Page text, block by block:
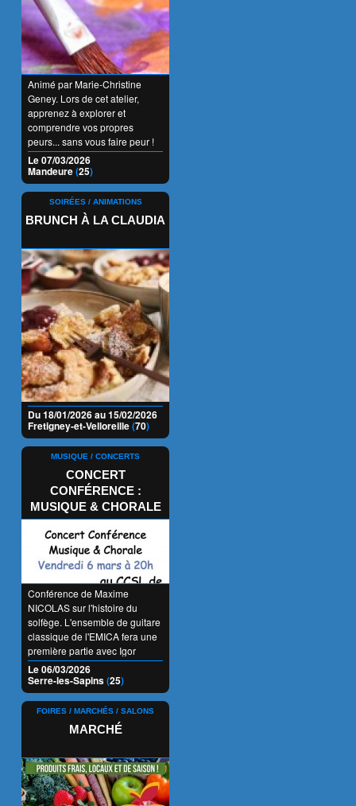
Animé par Marie-Christine
Geney. Lors de cet atelier,
apprenez à explorer et
comprendre vos propres
peurs... sans vous faire peur !
Sur inscription.
Le 07/03/2026
Mandeure(25)
SOIRÉES / ANIMATIONS
BRUNCH À LA CLAUDIA
Du 18/01/2026 au 15/02/2026
Fretigney-et-Velloreille(70)
MUSIQUE / CONCERTS
CONCERT
CONFÉRENCE :
MUSIQUE & CHORALE
Conférence de Maxime
NICOLAS sur l'histoire du
solfège. L'ensemble de guitare
classique de l'EMICA fera une
première partie avec Igor
HASSELMANN qui nous
parlera du solfège du
guitariste. La chorale
Accroch'Choeur illustrera le
propos avec des chansons
françaises de la renaissance à
libre.
Le 06/03/2026
Serre-les-Sapins(25)
FOIRES / MARCHÉS / SALONS
MARCHÉ